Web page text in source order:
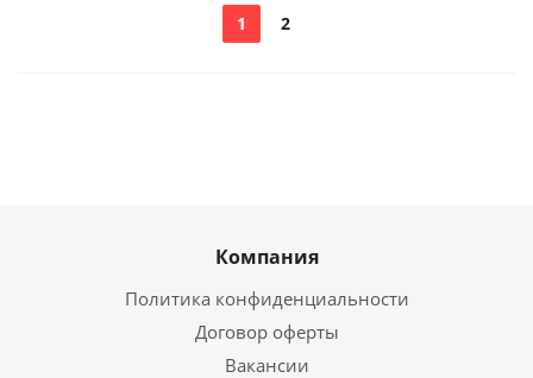
1 2
Компания
Политика конфиденциальности
Договор оферты
Вакансии